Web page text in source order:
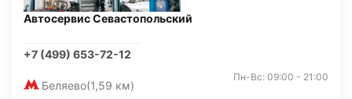
Автосервис Севастопольский
+7 (499) 653-72-12
Беляево(1,59 км)
Пн-Вс: 09:00 - 21:00